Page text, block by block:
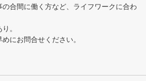
合間に働く方など、ライフワークに合わ
。
にお問合せください。